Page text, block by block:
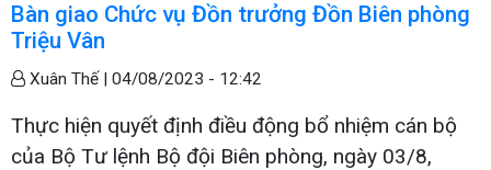
Bàn giao Chức vụ Đồn trưởng Đồn Biên phòng
Triệu Vân
Xuân Thế | 04/08/2023 - 12:42
Thực hiện quyết định điều động bổ nhiệm cán bộ
của Bộ Tư lệnh Bộ đội Biên phòng, ngày 03/8,